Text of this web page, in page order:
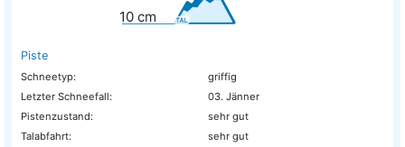
10 cm
Piste
Schneetyp:
griffig
Letzter Schneefall:
03. Jänner
Pistenzustand:
sehr gut
Talabfahrt:
sehr gut